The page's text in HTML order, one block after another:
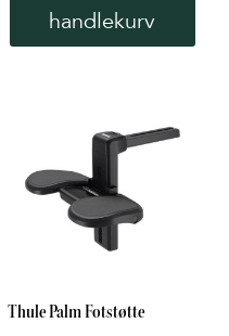
handlekurv
Thule Palm Fotstøtte